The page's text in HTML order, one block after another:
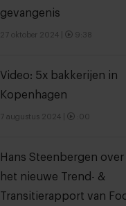
gevangenis
27 oktober 2024 9:38
Video: 5x bakkerijen in
Kopenhagen
7 augustus 2024 :00
Hans Steenbergen
het nieuwe Trend- &
Transitierapport van